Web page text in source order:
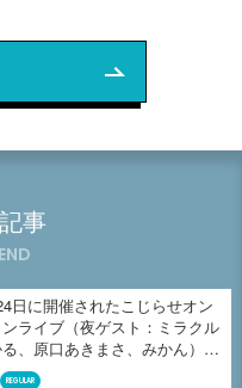
事
日に開催されたこじらせオン
ライブ（夜ゲスト：ミラクル
、原口あきまさ、みかん）の
REGULAR